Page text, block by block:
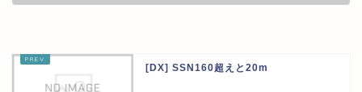
[DX] SSN160超えと20m